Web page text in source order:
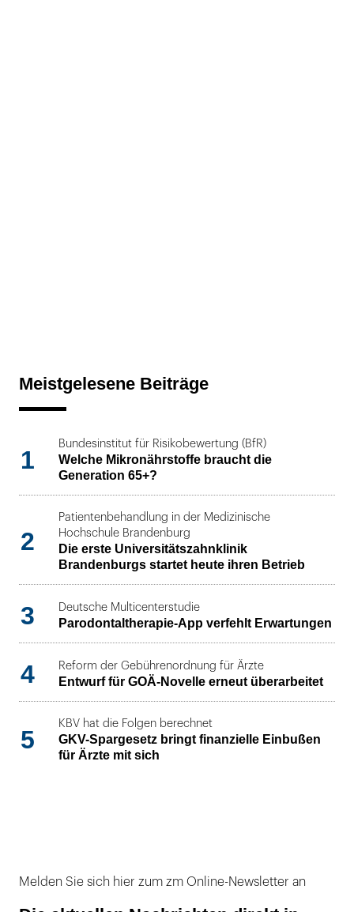
Meistgelesene Beiträge
1
Bundesinstitut für Risikobewertung (BfR)
Welche Mikronährstoffe braucht die
Generation 65+?
2
Patientenbehandlung in der Medizinische
Hochschule Brandenburg
Die erste Universitätszahnklinik
Brandenburgs startet heute ihren Betrieb
3 Deutsche Multicenterstudie
Parodontaltherapie-App verfehlt Erwartungen
4 Reform der Gebührenordnung für Ärzte
Entwurf für GOÄ-Novelle erneut überarbeitet
5
KBV hat die Folgen berechnet
GKV-Spargesetz bringt finanzielle Einbußen
für Ärzte mit sich
Melden Sie sich hier zum zm Online-Newsletter an